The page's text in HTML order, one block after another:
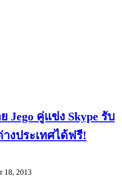
Jego คู่แข่ง Skype รับ
งประเทศได้ฟรี!
18, 2013